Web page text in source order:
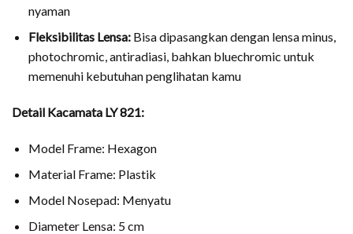
nyaman
Fleksibilitas Lensa:Bisa dipasangkan dengan lensa minus,
photochromic, antiradiasi, bahkan bluechromic untuk
memenuhi kebutuhan penglihatan kamu
Detail Kacamata LY 821:
Model Frame: Hexagon
Material Frame: Plastik
Model Nosepad: Menyatu
Diameter Lensa: 5 cm